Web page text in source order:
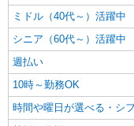
（ガ
福
派遣社員
株式会社kotrio /●FK-H-
ミドル（40代～）活躍中
シニア（60代～）活躍中
週払い
10時～勤務OK
時間や曜日が選べる・シ